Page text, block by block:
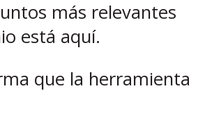
más relevantes
está aquí.
que la herramienta